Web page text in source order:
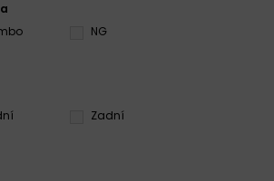
NG
Zadní